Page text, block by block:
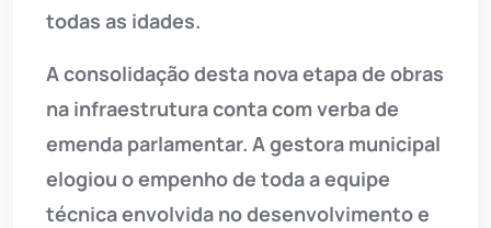
todas as idades.
A consolidação desta nova etapa de obras
na infraestrutura conta com verba de
emenda parlamentar. A gestora municipal
elogiou o empenho de toda a equipe
técnica envolvida no desenvolvimento e